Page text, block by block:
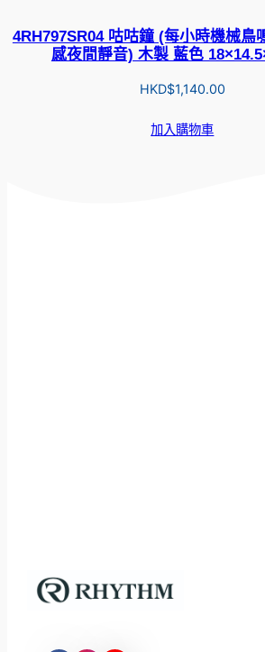
4RH797SR04 咕咕鐘 (每小時機械鳥
感夜間靜音) 木製 藍色
HKD$1,140.00
加入購物車